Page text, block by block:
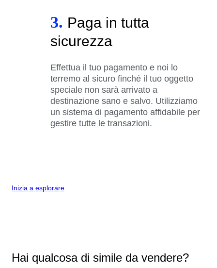
3. Paga in tutta
sicurezza
Effettua il tuo pagamento e noi lo
terremo al sicuro finché il tuo oggetto
speciale non sarà arrivato a
destinazione sano e salvo. Utilizziamo
un sistema di pagamento affidabile per
gestire tutte le transazioni.
Inizia a esplorare
Hai qualcosa di simile da vendere?